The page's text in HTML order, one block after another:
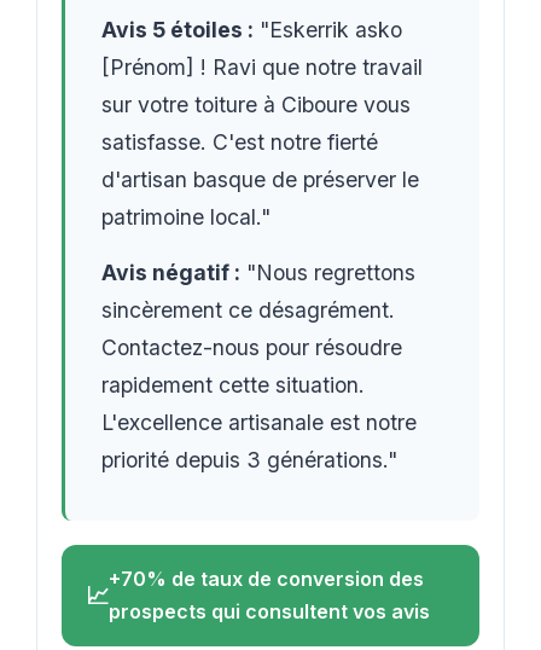
Avis 5 étoiles : "Eskerrik asko
[Prénom] ! Ravi que notre travail
sur votre toiture à Ciboure vous
satisfasse. C'est notre fierté
d'artisan basque de préserver le
patrimoine local."
Avis négatif : "Nous regrettons
sincèrement ce désagrément.
Contactez-nous pour résoudre
rapidement cette situation.
L'excellence artisanale est notre
priorité depuis 3 générations."
+70% de taux de conversion des
prospects qui consultent vos avis